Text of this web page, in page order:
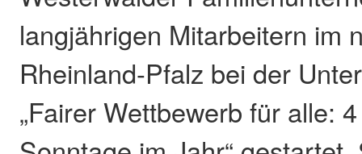
langjährigen Mitarbeitern im
Rheinland-Pfalz bei der
„Fairer Wettbewerb für alle: